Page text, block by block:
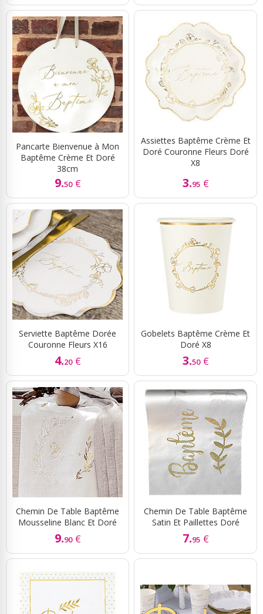
Pancarte Bienvenue à Mon
Baptême Crème Et Doré
38cm
9.50 €
Assiettes Baptême Crème Et
Doré Couronne Fleurs Doré
X8
3.95 €
Serviette Baptême Dorée
Couronne Fleurs X16
4.20 €
Gobelets Baptême Crème Et
Doré X8
3.50 €
Chemin De Table Baptême
Mousseline Blanc Et Doré
9.90 €
Chemin De Table Baptême
Satin Et Paillettes Doré
7.95 €